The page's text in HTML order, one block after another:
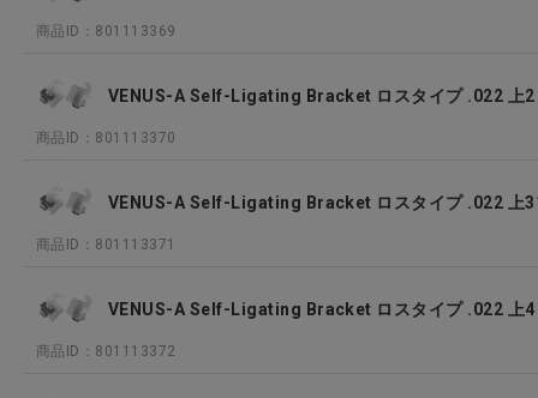
商品ID：801113369
VENUS-A Self-Ligating Bracket ロスタイプ .022 上2
商品ID：801113370
VENUS-A Self-Ligating Bracket ロスタイプ .022 上3
商品ID：801113371
VENUS-A Self-Ligating Bracket ロスタイプ .022 上4
商品ID：801113372